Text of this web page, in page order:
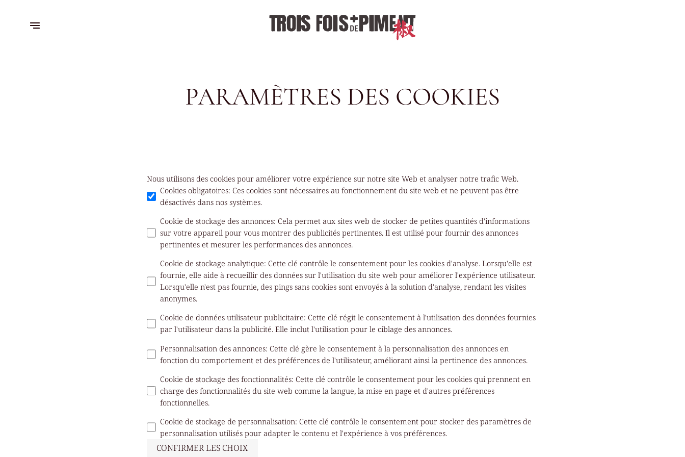
PARAMÈTRES DES COOKIES
Nous utilisons des cookies pour améliorer votre expérience sur notre site Web et analyser notre trafic Web.
Cookies obligatoires: Ces cookies sont nécessaires au fonctionnement du site web et ne peuvent pas être
désactivés dans nos systèmes.
Cookie de stockage des annonces: Cela permet aux sites web de stocker de petites quantités d'informations
sur votre appareil pour vous montrer des publicités pertinentes. Il est utilisé pour fournir des annonces
pertinentes et mesurer les performances des annonces.
Cookie de stockage analytique: Cette clé contrôle le consentement pour les cookies d'analyse. Lorsqu'elle est
fournie, elle aide à recueillir des données sur l'utilisation du site web pour améliorer l'expérience utilisateur.
Lorsqu'elle n'est pas fournie, des pings sans cookies sont envoyés à la solution d'analyse, rendant les visites
anonymes.
Cookie de données utilisateur publicitaire: Cette clé régit le consentement à l'utilisation des données fournies
par l'utilisateur dans la publicité. Elle inclut l'utilisation pour le ciblage des annonces.
Personnalisation des annonces: Cette clé gère le consentement à la personnalisation des annonces en
fonction du comportement et des préférences de l'utilisateur, améliorant ainsi la pertinence des annonces.
Cookie de stockage des fonctionnalités: Cette clé contrôle le consentement pour les cookies qui prennent en
charge des fonctionnalités du site web comme la langue, la mise en page et d'autres préférences
fonctionnelles.
Cookie de stockage de personnalisation: Cette clé contrôle le consentement pour stocker des paramètres de
personnalisation utilisés pour adapter le contenu et l'expérience à vos préférences.
CONFIRMER LES CHOIX